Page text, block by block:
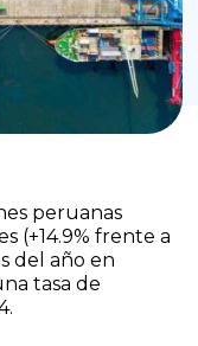
peruanas
(+14.9% frente a
del año en
tasa de